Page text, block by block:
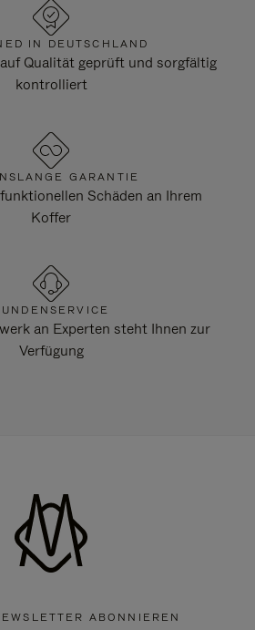
IN DEUTSCHLAND
Qualität geprüft und sorgfältig
kontrolliert
GARANTIE
Schäden an Ihrem
Koffer
an Experten steht Ihnen zur
Verfügung
ABONNIEREN